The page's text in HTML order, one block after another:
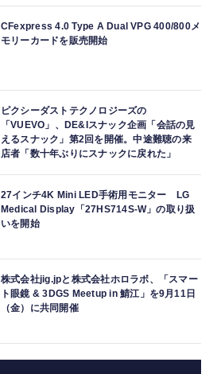
CFexpress 4.0 Type A Dual VPG 400/800メ
モリーカードを販売開始
ピクシーダストテクノロジーズの
「VUEVO」、DE&Iスナック企画「会話の見
えるスナック」第2回を開催。中途難聴の来
店者「数十年ぶりにスナックに戻れた」
27インチ4K Mini LED手術用モニター LG
Medical Display「27HS714S-W」の取り扱
いを開始
株式会社jig.jpと株式会社ホロラボ、「スマー
ト眼鏡 & 3DGS Meetup in 鯖江」を9月11日
（金）に共同開催